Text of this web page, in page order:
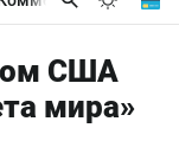
США
мира»